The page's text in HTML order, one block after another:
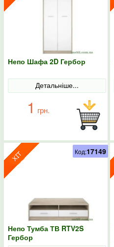
Непо Шафа 2D Гербор
Детальніше...
1 грн.
Непо Тумба ТВ RTV2S
Гербор
Код:17149